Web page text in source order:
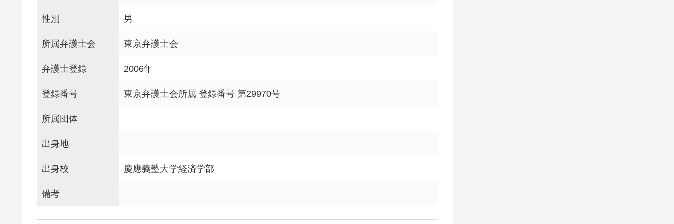
性別 男
所属弁護士会 東京弁護士会
弁護士登録 2006年
登録番号 東京弁護士会所属 登録番号 第29970号
所属団体
出身地
出身校 慶應義塾大学経済学部
備考